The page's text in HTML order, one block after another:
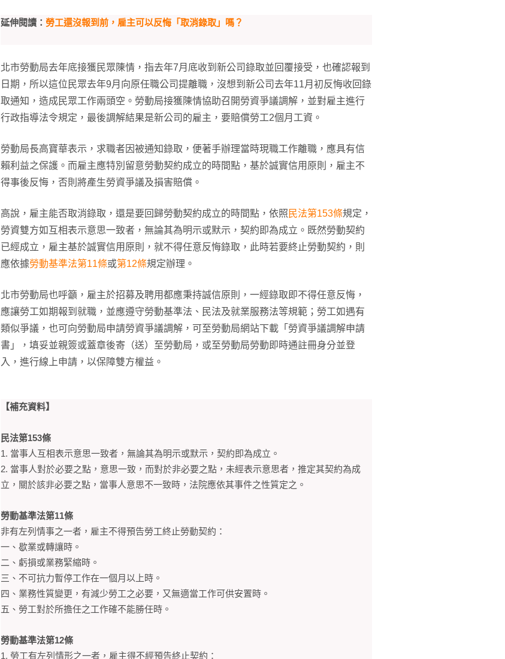
延伸閱讀： 勞工還沒報到前，雇主可以反悔「取消錄取」嗎？
北市勞動局去年底接獲民眾陳情，指去年7月底收到新公司錄取並回覆接受，也確認報到
日期，所以這位民眾去年9月向原任職公司提離職，沒想到新公司去年11月初反悔收回錄
取通知，造成民眾工作兩頭空。勞動局接獲陳情協助召開勞資爭議調解，並對雇主進行
行政指導法令規定，最後調解結果是新公司的雇主，要賠償勞工2個月工資。
勞動局長高寶華表示，求職者因被通知錄取，便著手辦理當時現職工作離職，應具有信
賴利益之保護。而雇主應特別留意勞動契約成立的時間點，基於誠實信用原則，雇主不
得事後反悔，否則將產生勞資爭議及損害賠償。
高說，雇主能否取消錄取，還是要回歸勞動契約成立的時間點，依照 民法第153條規定，
勞資雙方如互相表示意思一致者，無論其為明示或默示，契約即為成立。既然勞動契約
已經成立，雇主基於誠實信用原則，就不得任意反悔錄取，此時若要終止勞動契約，則
應依據勞動基準法第11條或第12條規定辦理。
北市勞動局也呼籲，雇主於招募及聘用都應秉持誠信原則，一經錄取即不得任意反悔，
應讓勞工如期報到就職，並應遵守勞動基準法、民法及就業服務法等規範；勞工如遇有
類似爭議，也可向勞動局申請勞資爭議調解，可至勞動局網站下載「勞資爭議調解申請
書」，填妥並親簽或蓋章後寄（送）至勞動局，或至勞動局勞動即時通註冊身分並登
入，進行線上申請，以保障雙方權益。
【補充資料】
民法第153條
1. 當事人互相表示意思一致者，無論其為明示或默示，契約即為成立。
2. 當事人對於必要之點，意思一致，而對於非必要之點，未經表示意思者，推定其契約為成
立，關於該非必要之點，當事人意思不一致時，法院應依其事件之性質定之。
勞動基準法第11條
非有左列情事之一者，雇主不得預告勞工終止勞動契約：
一、歇業或轉讓時。
二、虧損或業務緊縮時。
三、不可抗力暫停工作在一個月以上時。
四、業務性質變更，有減少勞工之必要，又無適當工作可供安置時。
五、勞工對於所擔任之工作確不能勝任時。
勞動基準法第12條
1. 勞工有左列情形之一者，雇主得不經預告終止契約：